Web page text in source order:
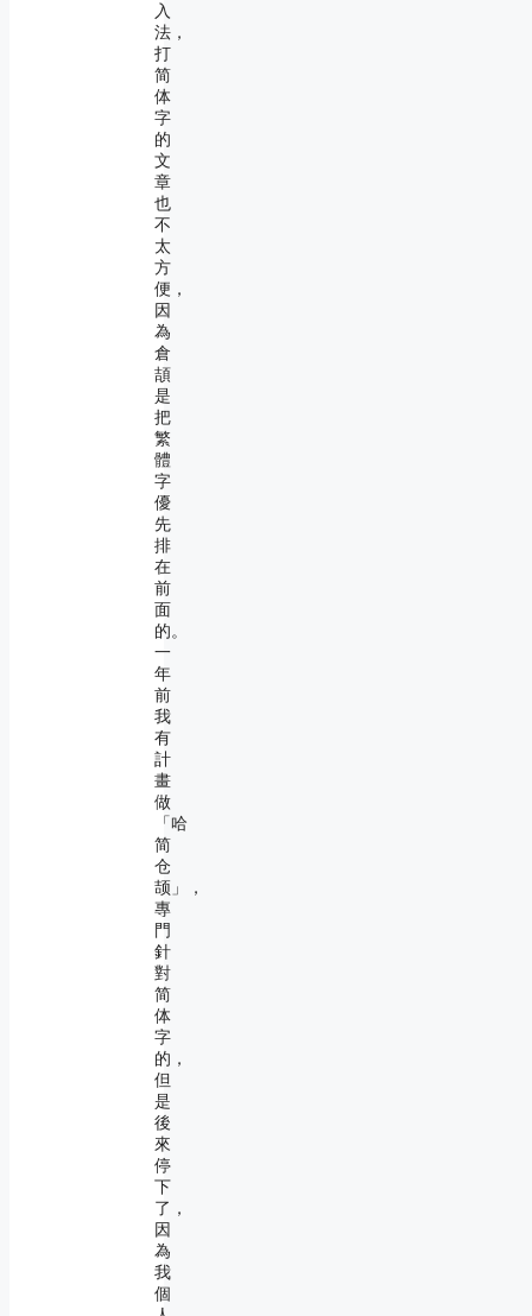
入
法，
打
简
体
字
的
文
章
也
不
太
方
便，
因
為
倉
頡
是
把
繁
體
字
優
先
排
在
前
面
的。
一
年
前
我
有
計
畫
做
「哈
简
仓
颉」，
專
門
針
對
简
体
字
的，
但
是
後
來
停
下
了，
因
為
我
個